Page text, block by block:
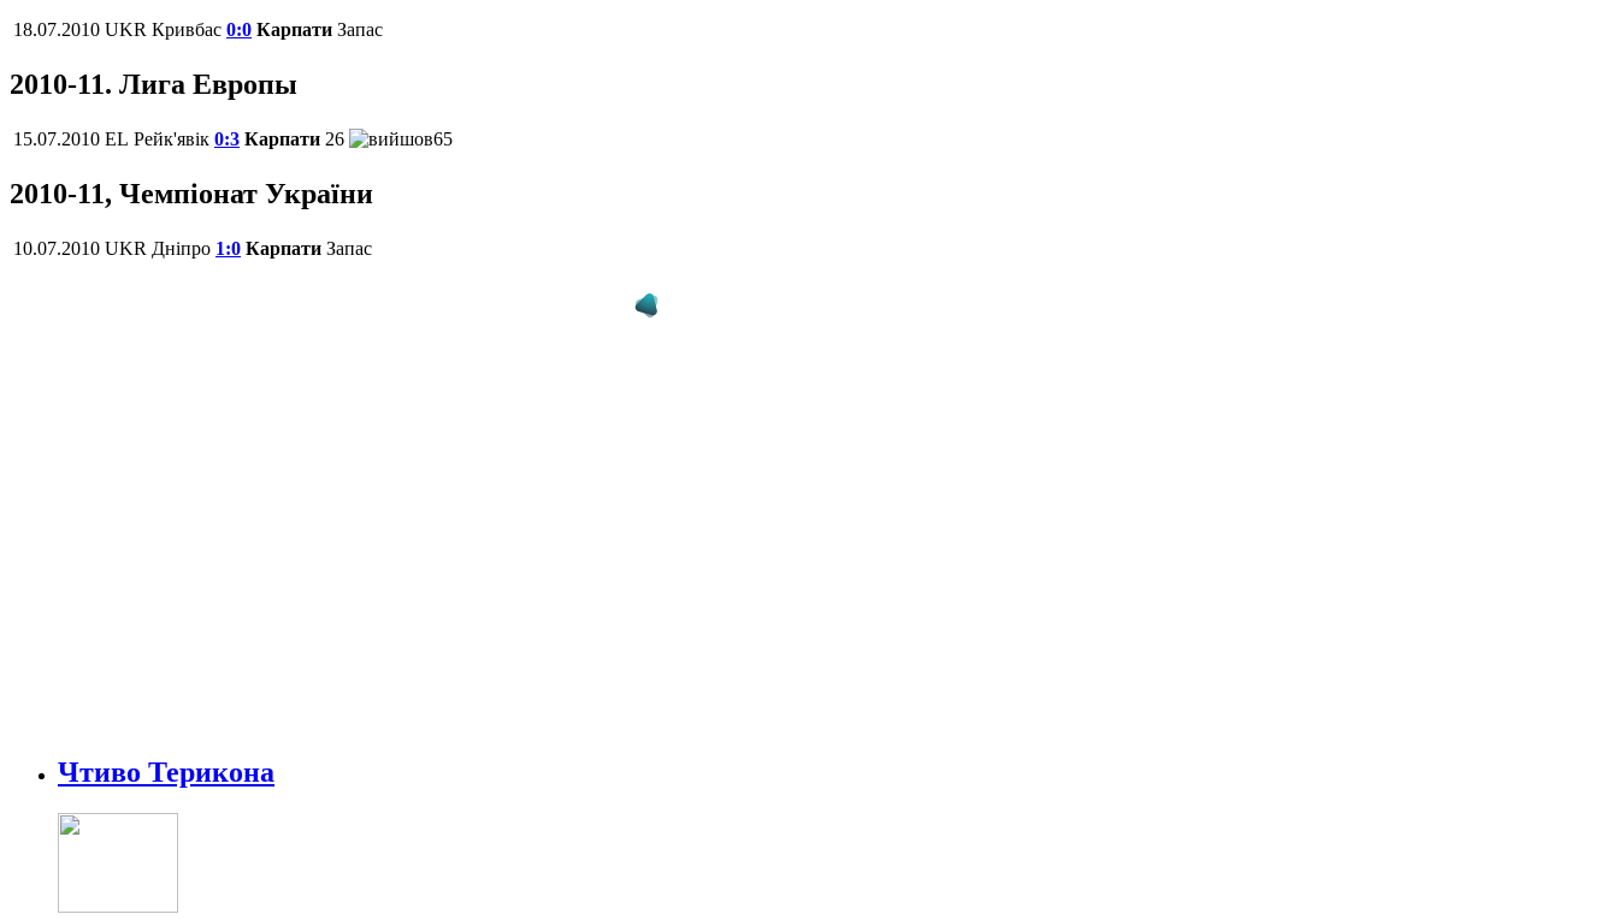
18.07.2010 UKR Кривбас 0:0 Карпати Запас
2010-11. Лига Европы
15.07.2010 EL Рейк'явік 0:3 Карпати 26 65
2010-11, Чемпіонат України
10.07.2010 UKR Дніпро 1:0 Карпати Запас
Чтиво Терикона